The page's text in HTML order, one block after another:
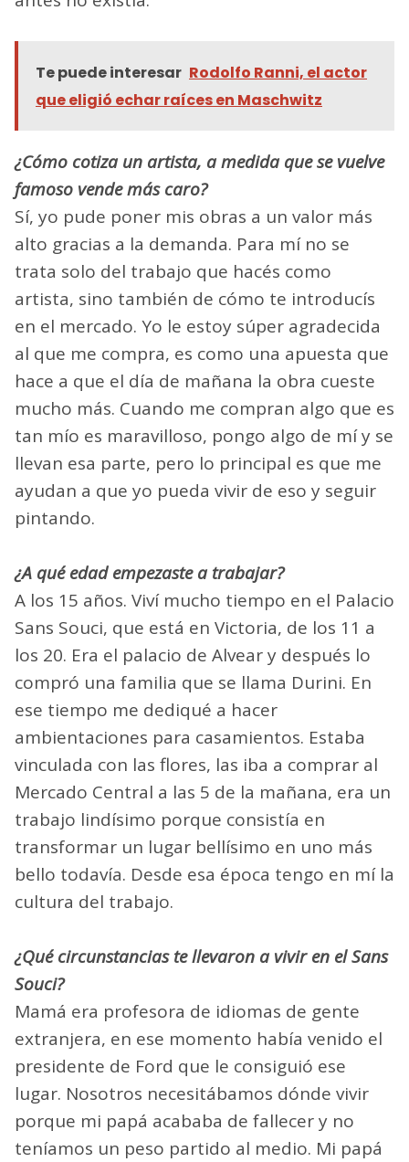
Te puede interesar Rodolfo Ranni, el actor
que eligió echar raíces en Maschwitz
¿Cómo cotiza un artista, a medida que se vuelve
famoso vende más caro?
Sí, yo pude poner mis obras a un valor más
alto gracias a la demanda. Para mí no se
trata solo del trabajo que hacés como
artista, sino también de cómo te introducís
en el mercado. Yo le estoy súper agradecida
al que me compra, es como una apuesta que
hace a que el día de mañana la obra cueste
mucho más. Cuando me compran algo que es
tan mío es maravilloso, pongo algo de mí y se
llevan esa parte, pero lo principal es que me
ayudan a que yo pueda vivir de eso y seguir
pintando.
¿A qué edad empezaste a trabajar?
A los 15 años. Viví mucho tiempo en el Palacio
Sans Souci, que está en Victoria, de los 11 a
los 20. Era el palacio de Alvear y después lo
compró una familia que se llama Durini. En
ese tiempo me dediqué a hacer
ambientaciones para casamientos. Estaba
vinculada con las flores, las iba a comprar al
Mercado Central a las 5 de la mañana, era un
trabajo lindísimo porque consistía en
transformar un lugar bellísimo en uno más
bello todavía. Desde esa época tengo en mí la
cultura del trabajo.
¿Qué circunstancias te llevaron a vivir en el Sans
Souci?
Mamá era profesora de idiomas de gente
extranjera, en ese momento había venido el
presidente de Ford que le consiguió ese
lugar. Nosotros necesitábamos dónde vivir
porque mi papá acababa de fallecer y no
teníamos un peso partido al medio. Mi papá